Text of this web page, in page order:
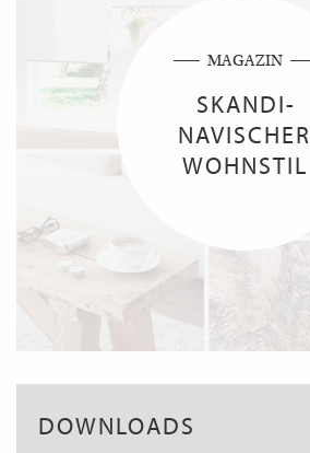
MAGAZIN
SKAN­DI­
NAVISCHER
WOHNSTIL
DOWNLOADS